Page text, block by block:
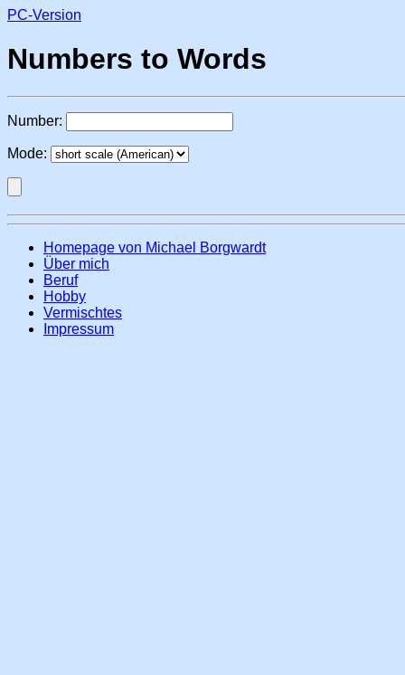
PC-Version
Numbers to Words
Number:
Mode:
Homepage von Michael Borgwardt
Über mich
Beruf
Hobby
Vermischtes
Impressum